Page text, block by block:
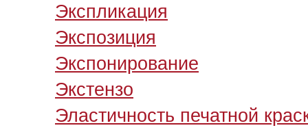
Экспликация
Экспозиция
Экспонирование
Экстензо
Эластичность печатной